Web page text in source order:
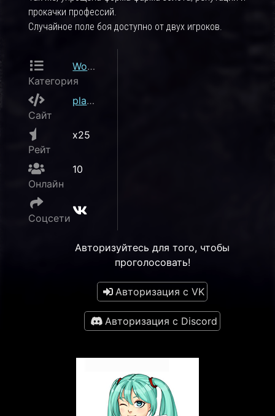
прокачки профессий.
Случайное поле боя доступно от двух игроков.
Категория
World of Warcraft
Сайт
play.wosergame.net
Рейт
x25
Онлайн
10
Соцсети
Авторизуйтесь для того, чтобы
проголосовать!
Авторизация с VK
Авторизация с Discord